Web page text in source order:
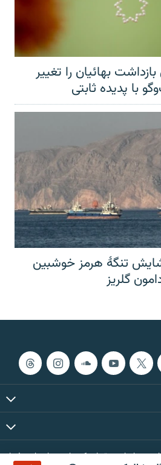
بهائیان را تغییر
با پدیده ثابتی
تنگهٔ هرمز خوشبین
گلریز
بر اساس مقررات کپی‌رایت، برای رادیو فردا